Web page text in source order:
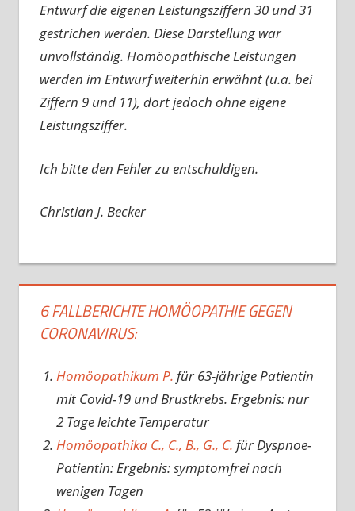
Entwurf die eigenen Leistungsziffern 30 und 31
gestrichen werden. Diese Darstellung war
unvollständig. Homöopathische Leistungen
werden im Entwurf weiterhin erwähnt (u.a. bei
Ziffern 9 und 11), dort jedoch ohne eigene
Leistungsziffer.
Ich bitte den Fehler zu entschuldigen.
Christian J. Becker
6 FALLBERICHTE HOMÖOPATHIE GEGEN
CORONAVIRUS:
Homöopathikum P. für 63-jährige Patientin
mit Covid-19 und Brustkrebs. Ergebnis: nur
2 Tage leichte Temperatur
Homöopathika C., C., B., G., C. für Dyspnoe-
Patientin: Ergebnis: symptomfrei nach
wenigen Tagen